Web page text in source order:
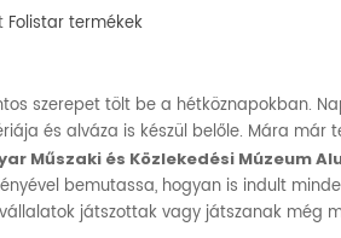
Folistar termékek
szerepet tölt be a hétköznapokban.
és alváza is készül belőle. Mára
Műszaki és Közlekedési Múzeum
bemutassa, hogyan is indult
játszottak vagy játszanak még